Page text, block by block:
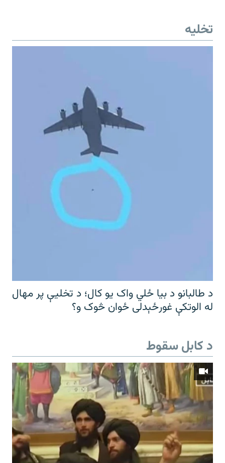
تخلیه
د طالبانو د بیا ځلي واک یو کال؛ د تخلیې پر مهال
له الوتکې غورځېدلی ځوان څوک و؟
د کابل سقوط